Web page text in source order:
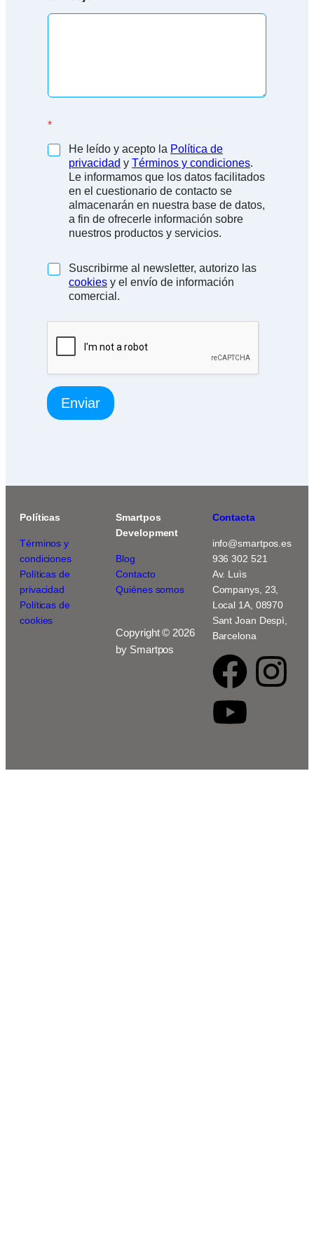
*
He leído y acepto la Política de
privacidad y Términos y condiciones.
Le informamos que los datos facilitados
en el cuestionario de contacto se
almacenarán en nuestra base de datos,
a fin de ofrecerle información sobre
nuestros productos y servicios.
(
i
Suscribirme al newsletter, autorizo las
cookies y el envío de información
comercial.
Enviar
Políticas
Términos y
condiciones
Políticas de
privacidad
Políticas de
cookies
Smartpos
Development
Blog
Contacto
Quiénes somos
Copyright © 2026
by Smartpos
Contacta
info@smartpos.es
936 302 521
Av. Luìs
Companys, 23,
Local 1A, 08970
Sant Joan Despì,
Barcelona